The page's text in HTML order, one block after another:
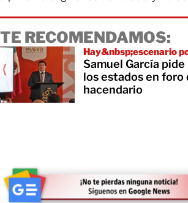
TE RECOMENDAMOS:
Hay&nbsp;escenario
Samuel García
los estados en
hacendario